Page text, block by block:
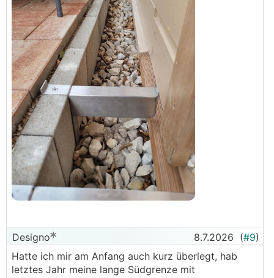
Designo 8.7.2026 (#9)
Hatte ich mir am Anfang auch kurz überlegt, hab
letztes Jahr meine lange Südgrenze mit